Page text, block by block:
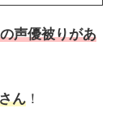
声優被りがあ
ん ！